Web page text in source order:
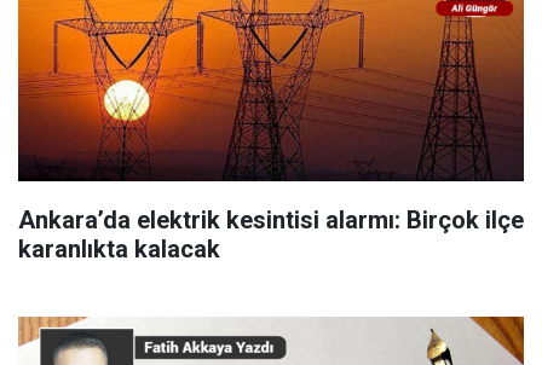
Ankara’da elektrik kesintisi alarmı: Birçok ilçe
karanlıkta kalacak